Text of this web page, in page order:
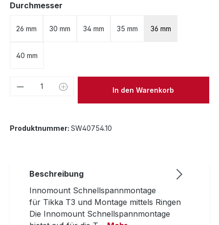
Durchmesser
26 mm 30 mm 34 mm 35 mm 36 mm
40 mm
Produkt Anzahl: Gib denIn den Warenkorb
Produktnummer: SW40754.10
Beschreibung
Innomount Schnellspannmontage
für Tikka T3 und Montage mittels Ringen
Die Innomount Schnellspannmontage